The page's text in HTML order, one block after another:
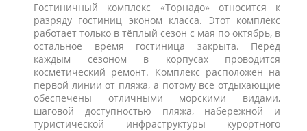
Гостиничный комплекс «Торнадо» относится к
разряду гостиниц эконом класса. Этот комплекс
работает только в тёплый сезон с мая по октябрь, в
остальное время гостиница закрыта. Перед
каждым сезоном в корпусах проводится
косметический ремонт. Комплекс расположен на
первой линии от пляжа, а потому все отдыхающие
обеспечены отличными морскими видами,
шаговой доступностью пляжа, набережной и
туристической инфраструктуры курортного